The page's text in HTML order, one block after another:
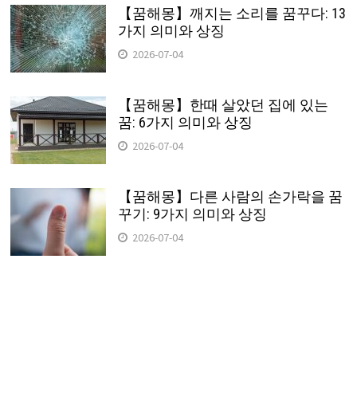
【꿈해몽】깨지는 소리를 꿈꾸다: 13
가지 의미와 상징
2026-07-04
【꿈해몽】한때 살았던 집에 있는
꿈: 6가지 의미와 상징
2026-07-04
【꿈해몽】다른 사람의 손가락을 꿈
꾸기: 9가지 의미와 상징
2026-07-04